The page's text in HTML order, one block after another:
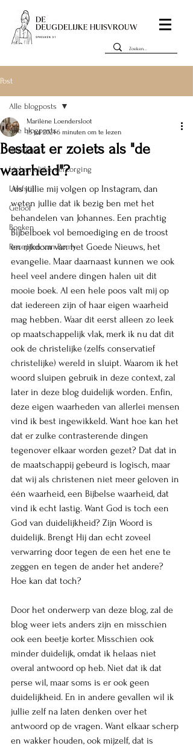
Post
Alle blogposts
Recepten
Lichamelijke verzorging
Leefstijl
Geloof
Boeken
Recepten van Romy
Alle blogposts
Bestaat er zoiets als "de
waarheid"?
Marilène Loendersloot
15 jul 20246 minuten om te lezen
Als jullie mij volgen op Instagram, dan
weten jullie dat ik bezig ben met het
behandelen van Johannes. Een prachtig
Bijbelboek vol bemoediging en de troost
en rijkdom van het Goede Nieuws, het
evangelie. Maar daarnaast kunnen we ook
heel veel andere dingen halen uit dit
mooie boek. Al een hele poos valt mij op
dat iedereen zijn of haar eigen waarheid
mag hebben. Waar dit eerst alleen zo leek
op maatschappelijk vlak, merk ik nu dat dit
ook de christelijke (zelfs conservatief
christelijke) wereld in sluipt. Waarom ik het
woord sluipen gebruik in deze context, zal
later in deze blog duidelijk worden. Enfin,
deze eigen waarheden van allerlei mensen
vind ik best ingewikkeld. Want hoe kan het
dat er zulke contrasterende dingen
tegenover elkaar worden gezet? Dat dat in
de maatschappij gebeurd is logisch, maar
dat wij als christenen niet meer geloven in
één waarheid, een Bijbelse waarheid, dat
vind ik echt lastig. Want God is toch een
God van duidelijkheid? Zijn Woord is
duidelijk. Brengt Hij dan echt zoveel
verwarring door tegen de een het ene te
zeggen en tegen de ander het andere?
Hoe kan dat toch?
Door het onderwerp van deze blog, zal de
blog weer iets anders zijn en misschien
ook een beetje korter. Misschien ook
minder duidelijk, omdat ik helaas niet
overal antwoord op heb. Niet dat ik dat
perse wil, maar soms is er ook geen
duidelijkheid. En in andere gevallen wil ik
jullie zelf na laten denken over het
antwoord op de vragen. Want elkaar scherp
en wakker houden, ook mijzelf, dat is